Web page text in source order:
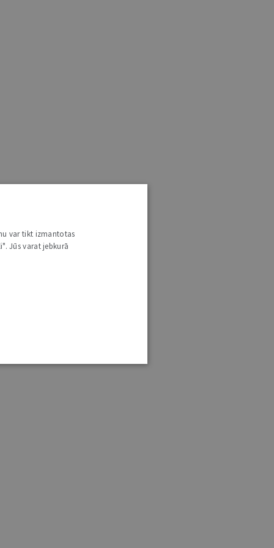
var tikt izmantotas
Jūs varat jebkurā